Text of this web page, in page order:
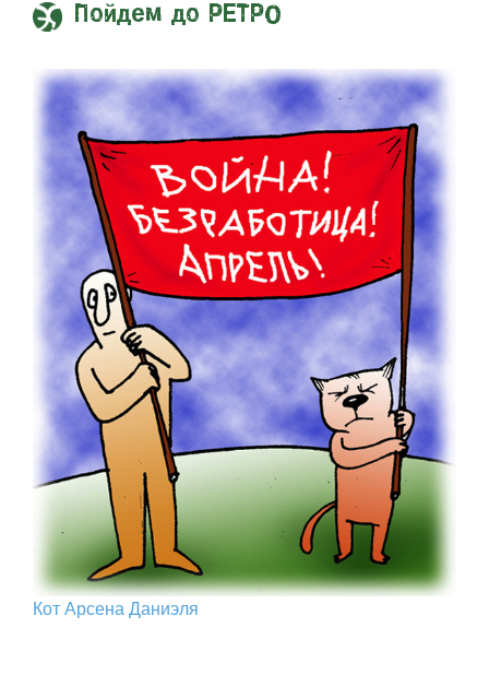
Пойдем до РЕТРО
Кот Арcена Даниэля